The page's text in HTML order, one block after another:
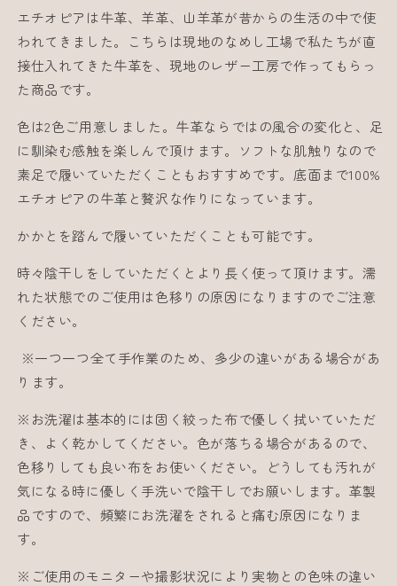
/
Room
Shoes
の
量
を
減
ら
/
Room
Shoes
量
を
増
や
エチオピアは牛革、羊革、山羊革が昔からの生活の中で使
われてきました。こちらは現地のなめし工場で私たちが直
接仕入れてきた牛革を、現地のレザー工房で作ってもらっ
た商品です。
色は2色ご用意しました。牛革ならではの風合の変化と、足
に馴染む感触を楽しんで頂けます。ソフトな肌触りなので
素足で履いていただくこともおすすめです。底面まで100%
エチオピアの牛革と贅沢な作りになっています。
かかとを踏んで履いていただくことも可能です。
時々陰干しをしていただくとより長く使って頂けます。濡
れた状態でのご使用は色移りの原因になりますのでご注意
ください。
※一つ一つ全て手作業のため、多少の違いがある場合があ
ります。
※お洗濯は基本的には固く絞った布で優しく拭いていただ
き、よく乾かしてください。色が落ちる場合があるので、
色移りしても良い布をお使いください。どうしても汚れが
気になる時に優しく手洗いで陰干しでお願いします。革製
品ですので、頻繁にお洗濯をされると痛む原因になりま
す。
※ご使用のモニターや撮影状況により実物との色味の違い